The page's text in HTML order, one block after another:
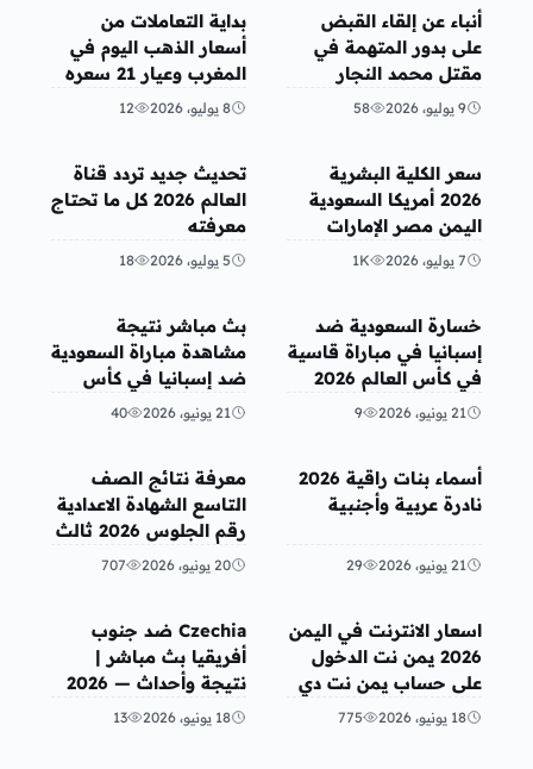
أخبار محلية
أنباء عن إلقاء القبض
على بدور المتهمة في
مقتل محمد النجار
9 يوليو، 2026 58
أخبار الإقتصاد
بداية التعاملات من
أسعار الذهب اليوم في
المغرب وعيار 21 سعره
1,087 درهم
8 يوليو، 2026 12
سعر الكلية البشرية
2026 أمريكا السعودية
اليمن مصر الإمارات
7 يوليو، 2026 1K
منوعات
تحديث جديد تردد قناة
العالم 2026 كل ما تحتاج
معرفته
5 يوليو، 2026 18
خسارة السعودية ضد
إسبانيا في مباراة قاسية
في كأس العالم 2026
في المواجهة الثانية
21 يونيو، 2026 9
رياضة
بث مباشر نتيجة
مشاهدة مباراة السعودية
ضد إسبانيا في كأس
العالم 2026
21 يونيو، 2026 40
منوعات
أسماء بنات راقية 2026
نادرة عربية وأجنبية
21 يونيو، 2026 29
أخبار محلية
معرفة نتائج الصف
التاسع الشهادة الاعدادية
رقم الجلوس 2026 ثالث
اعدادي اساسي اليمن –
20 يونيو، 2026 707
اسعار الانترنت في اليمن
2026 يمن نت الدخول
على حساب يمن نت دي
اس ال 4 جي 4G
18 يونيو، 2026 775
رياضة
Czechia ضد جنوب
أفريقيا بث مباشر |
نتيجة وأحداث — 2026
18 يونيو، 2026 13